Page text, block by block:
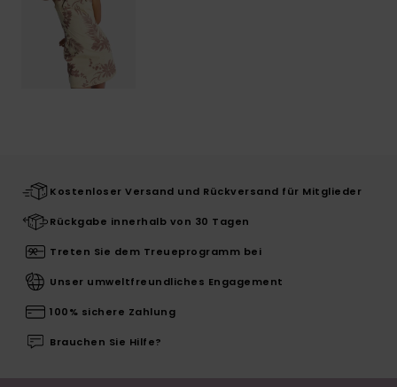
Kostenloser Versand und Rückversand für Mitglieder
Rückgabe innerhalb von 30 Tagen
Treten Sie dem Treueprogramm bei
Unser umweltfreundliches Engagement
100% sichere Zahlung
Brauchen Sie Hilfe?